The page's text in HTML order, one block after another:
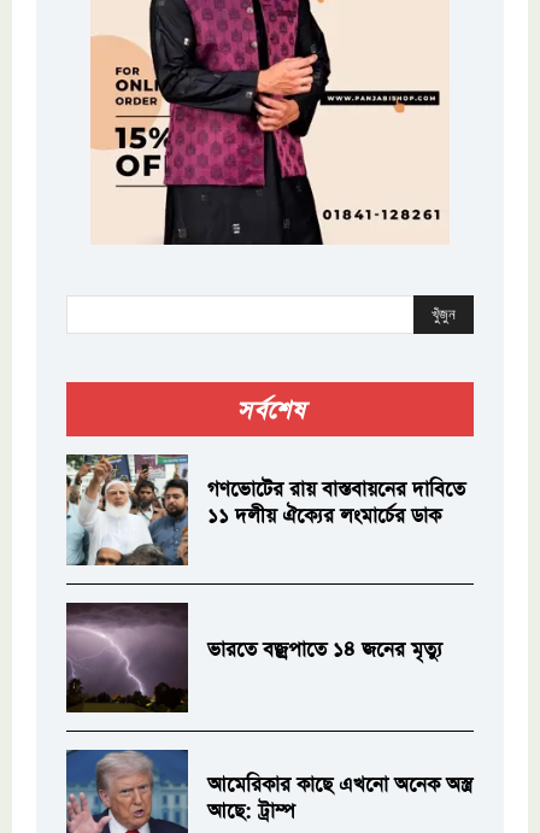
খুঁজুন
সর্বশেষ
গণভোটের রায় বাস্তবায়নের দাবিতে
১১ দলীয় ঐক্যের লংমার্চের ডাক
ভারতে বজ্রপাতে ১৪ জনের মৃত্যু
আমেরিকার কাছে এখনো অনেক অস্ত্র
আছে: ট্রাম্প